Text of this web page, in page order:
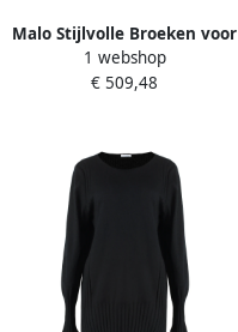
Malo Stijlvolle Broeken voor
Mannen en Vrouwen Black
Dames
1 webshop
€ 509,48